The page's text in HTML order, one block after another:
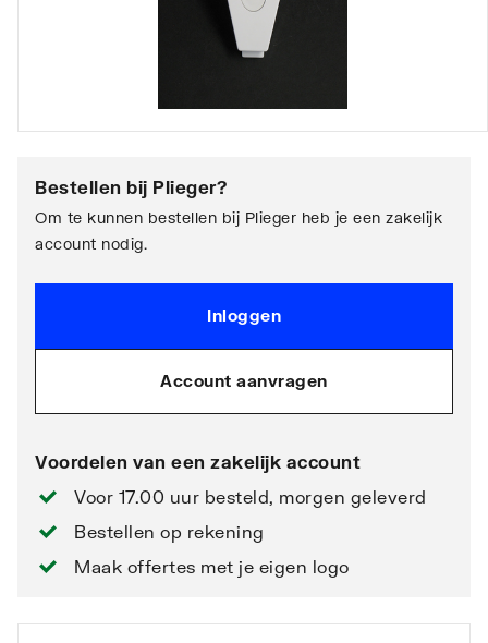
Bestellen bij Plieger?
Om te kunnen bestellen bij Plieger heb je een zakelijk
account nodig.
Inloggen
Account aanvragen
Voordelen van een zakelijk account
Voor 17.00 uur besteld, morgen geleverd
Bestellen op rekening
Maak offertes met je eigen logo